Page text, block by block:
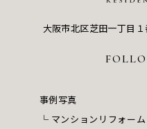
大阪市北区芝田一丁目１
事例写真
マンションリフォーム